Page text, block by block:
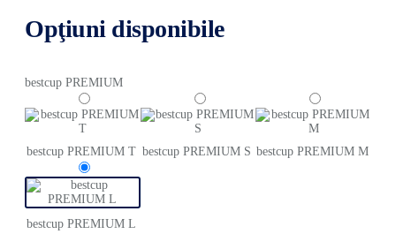
Opţiuni disponibile
bestcup PREMIUM
bestcup PREMIUM T bestcup PREMIUM S bestcup PREMIUM M
bestcup PREMIUM L